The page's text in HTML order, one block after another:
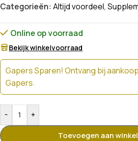
Categorieën: Altijd voordeel,
Online op voorraad
Bekijk winkelvoorraad
Gapers Sparen! Ontvang bij
Gapers.
- +
Toevoegen aan